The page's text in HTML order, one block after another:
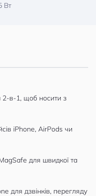
Вт
2-в-1, щоб носити з
iPhone, AirPods чи
для швидкої та
для дзвінків, перегляду